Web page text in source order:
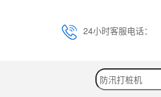
24小时客服电话：